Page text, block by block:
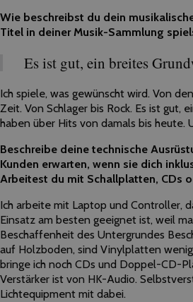
Wie beschreibst du dein
Titel in deiner Musik-Sammlung
Es ist gut, ein breites
Ich spiele, was gewünscht wird. Von
Zeit. Von Schlager bis Rock. Es ist gut,
haben über Hits von damals bis heute.
Beschreibe deine technische
Kunden erwarten, wenn sie dich
Arbeitest du mit Schallplatten, CDs
Ich arbeite mit Laptop und Controller,
Einsatz am besten geeignet ist, weil
Beschaffenheit des Untergrundes
auf Holzboden, sind Vinylplatten
bringe ich noch CDs und Doppel-CD-
Verstärker ist von HK-Audio.
Lichtequipment mit dabei.